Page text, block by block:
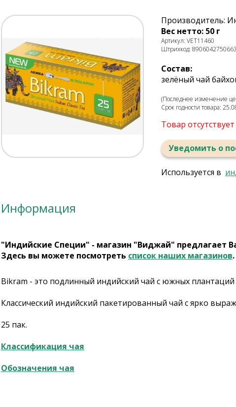
Производитель:
Вес нетто: 50 г
Артикул: VET11460
Штрихкод: 8906042750663
Состав:
зелёный чай
(Последнее изменение
Срок годности товара:
Товар
Уведомить о
Используется в
Информация
"Индийские Специи" - магазин "Виджай" предлагает
Здесь вы можете посмотреть список наших магазинов
Bikram - это подлинный индийский чай с южных
Классический индийский пакетированный чай с ярко
25 пак.
Классификация чая
Обозначения чая